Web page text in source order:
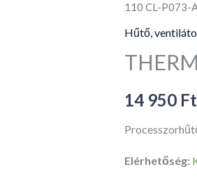
110 CL-P073-
Hűtő,
14 950 Ft
Elérhetőség:
110
P073-
A